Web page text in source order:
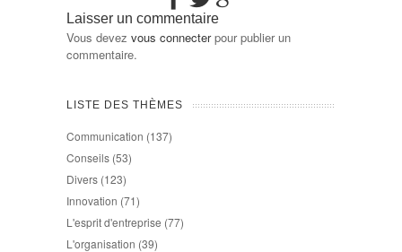
Laisser un commentaire
Vous devez vous connecterpour publier un
commentaire.
LISTE DES THÈMES
Communication (137)
Conseils (53)
Divers (123)
Innovation (71)
L'esprit d'entreprise (77)
L'organisation (39)